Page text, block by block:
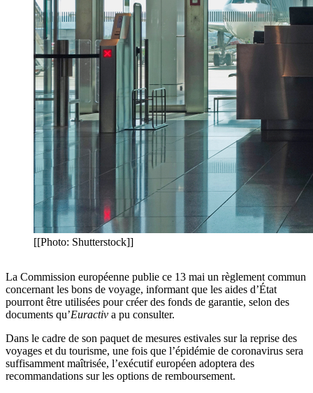
[[Photo: Shutterstock]]
La Commission européenne publie ce 13 mai un règlement commun
concernant les bons de voyage, informant que les aides d’État
pourront être utilisées pour créer des fonds de garantie, selon des
documents qu’Euractiv a pu consulter.
Dans le cadre de son paquet de mesures estivales sur la reprise des
voyages et du tourisme, une fois que l’épidémie de coronavirus sera
suffisamment maîtrisée, l’exécutif européen adoptera des
recommandations sur les options de remboursement.